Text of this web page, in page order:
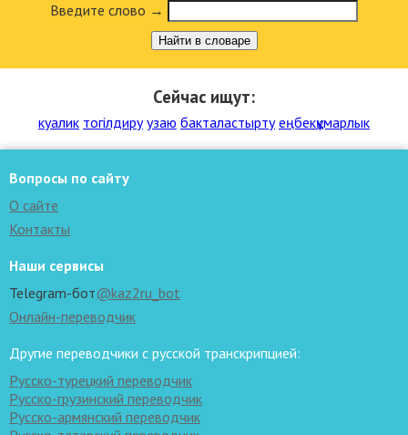
Введите слово →
Найти в словаре
Сейчас ищут:
куалик тогілдиру узаю бакталастырту еңбекқұмарлык
Вопросы по сайту
О сайте
Контакты
Наши сервисы
Telegram-бот@kaz2ru_bot
Онлайн-переводчик
Другие переводчики с русской транскрипцией:
Русско-турецкий переводчик
Русско-грузинский переводчик
Русско-армянский переводчик